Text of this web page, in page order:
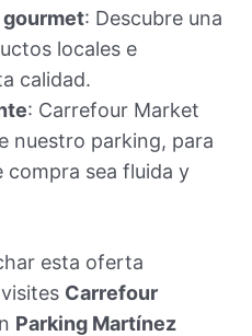
: Descubre una
locales e
calidad.
: Carrefour Market
nuestro parking, para
compra sea fluida y
esta oferta
Carrefour
Parking Martínez